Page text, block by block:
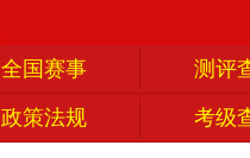
全国赛事 测评
政策法规 考级